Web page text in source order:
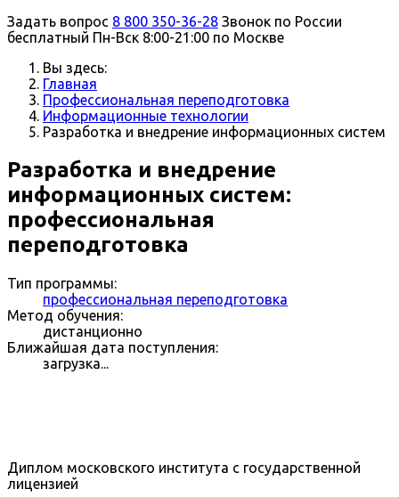
Задать вопрос 8 800 350-36-28 Звонок по России
бесплатный Пн-Вск 8:00-21:00 по Москве
Вы здесь:
Главная
Профессиональная переподготовка
Информационные технологии
Разработка и внедрение информационных систем
Разработка и внедрение
информационных систем:
профессиональная
переподготовка
Тип программы:
профессиональная переподготовка
Метод обучения:
дистанционно
Ближайшая дата поступления:
загрузка...
Диплом московского института с государственной
лицензией